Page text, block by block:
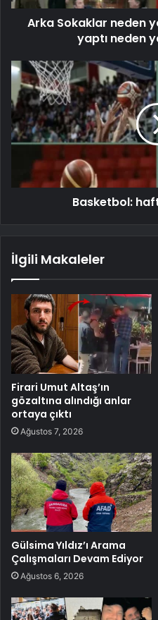
Arka Sokaklar neden
yaptı neden
Basketbol:
İlgili Makaleler
Firari Umut Altaş’ın
gözaltına alındığı anlar
ortaya çıktı
Ağustos 7, 2026
Gülsima Yıldız’ı Arama
Çalışmaları Devam Ediyor
Ağustos 6, 2026